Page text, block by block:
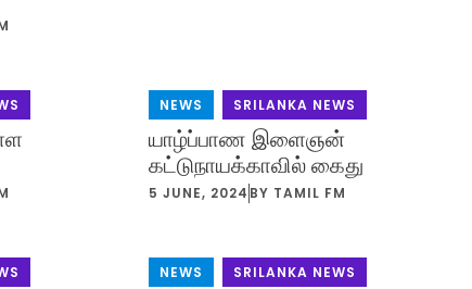
NEWS SRILANKA NEWS
யாழ்ப்பாண இளைஞன்
கட்டுநாயக்காவில் கைது
5 JUNE, 2024 BY TAMIL FM
NEWS SRILANKA NEWS